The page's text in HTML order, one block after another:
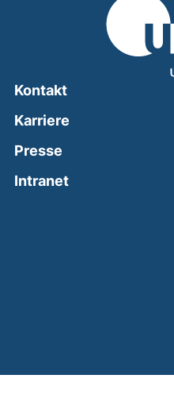
Kontakt
Karriere
Presse
Intranet(external link,